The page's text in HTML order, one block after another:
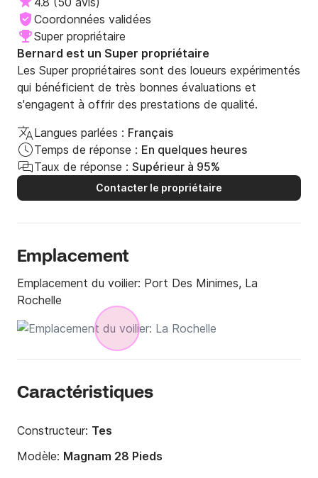
Coordonnées validées
Super propriétaire
Bernard est un Super propriétaire
Les Super propriétaires sont des loueurs expérimentés
qui bénéficient de très bonnes évaluations et
s'engagent à offrir des prestations de qualité.
Langues parlées : Français
Temps de réponse : En quelques heures
Taux de réponse : Supérieur à 95%
Contacter le propriétaire
Emplacement
Emplacement du voilier: Port Des Minimes, La
Rochelle
Caractéristiques
Constructeur: Tes
Modèle: Magnam 28 Pieds